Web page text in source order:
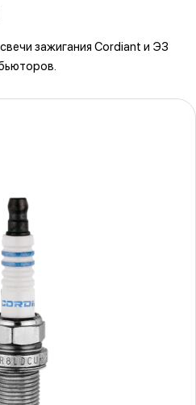
зажигания Cordiant и ЭЗ